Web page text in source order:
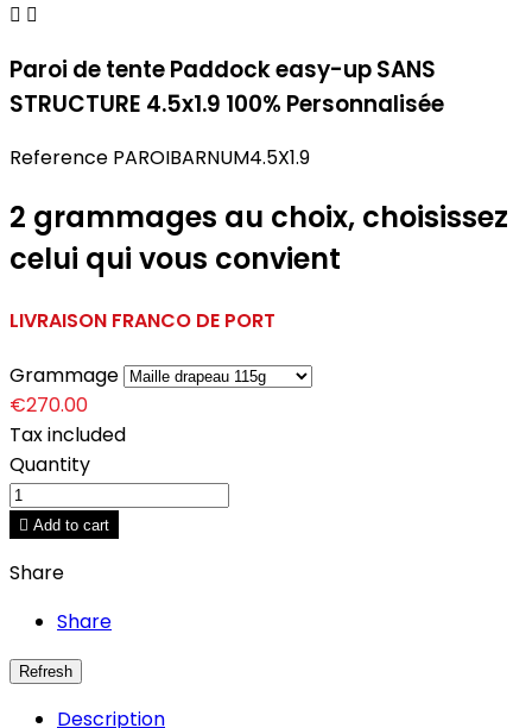
 
Paroi de tente Paddock easy-up SANS
STRUCTURE 4.5x1.9 100% Personnalisée
Reference PAROIBARNUM4.5X1.9
2 grammages au choix, choisissez
celui qui vous convient
LIVRAISON FRANCO DE PORT
Grammage
€270.00
Tax included
Quantity
 Add to cart
Share
Share
Description